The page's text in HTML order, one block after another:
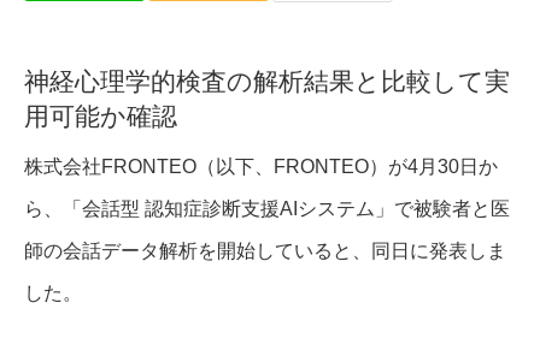
神経心理学的検査の解析結果と比較して実
用可能か確認
株式会社FRONTEO（以下、FRONTEO）が4月30日か
ら、「会話型 認知症診断支援AIシステム」で被験者と医
師の会話データ解析を開始していると、同日に発表しま
した。